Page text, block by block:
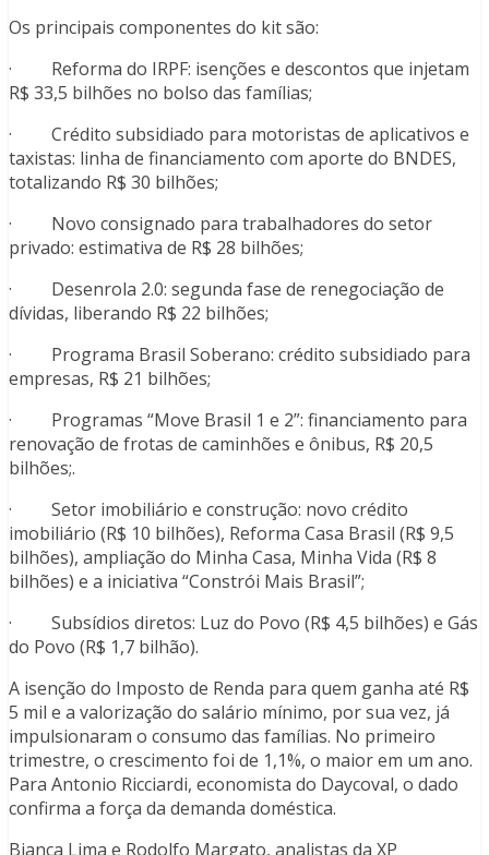
Os principais componentes do kit são:
· Reforma do IRPF: isenções e descontos que injetam
R$ 33,5 bilhões no bolso das famílias;
· Crédito subsidiado para motoristas de aplicativos e
taxistas: linha de financiamento com aporte do BNDES,
totalizando R$ 30 bilhões;
· Novo consignado para trabalhadores do setor
privado: estimativa de R$ 28 bilhões;
· Desenrola 2.0: segunda fase de renegociação de
dívidas, liberando R$ 22 bilhões;
· Programa Brasil Soberano: crédito subsidiado para
empresas, R$ 21 bilhões;
· Programas “Move Brasil 1 e 2”: financiamento para
renovação de frotas de caminhões e ônibus, R$ 20,5
bilhões;.
· Setor imobiliário e construção: novo crédito
imobiliário (R$ 10 bilhões), Reforma Casa Brasil (R$ 9,5
bilhões), ampliação do Minha Casa, Minha Vida (R$ 8
bilhões) e a iniciativa “Constrói Mais Brasil”;
· Subsídios diretos: Luz do Povo (R$ 4,5 bilhões) e Gás
do Povo (R$ 1,7 bilhão).
A isenção do Imposto de Renda para quem ganha até R$
5 mil e a valorização do salário mínimo, por sua vez, já
impulsionaram o consumo das famílias. No primeiro
trimestre, o crescimento foi de 1,1%, o maior em um ano.
Para Antonio Ricciardi, economista do Daycoval, o dado
confirma a força da demanda doméstica.
Bianca Lima e Rodolfo Margato, analistas da XP